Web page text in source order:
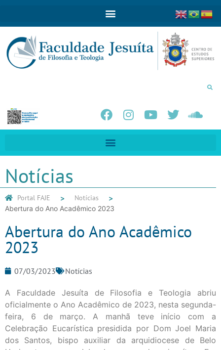
Notícias
Portal FAJE Notícias
Abertura do Ano Acadêmico 2023
Abertura do Ano Acadêmico
2023
07/03/2023 Notícias
A Faculdade Jesuíta de Filosofia e Teologia abriu
oficialmente o Ano Acadêmico de 2023, nesta segunda-
feira, 6 de março. A manhã teve início com a
Celebração Eucarística presidida por Dom Joel Maria
dos Santos, bispo auxiliar da arquidiocese de Belo